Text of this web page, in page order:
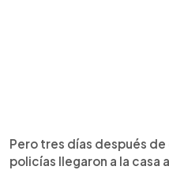
Pero tres días después
policías llegaron a la casa